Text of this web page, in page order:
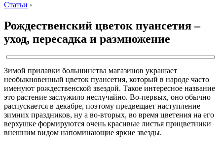
Статьи ›
Рождественский цветок пуансетия –
уход, пересадка и размножение
Зимой прилавки большинства магазинов украшает
необыкновенный цветок пуансетия, который в народе часто
именуют рождественской звездой. Такое интересное название
это растение заслужило неслучайно. Во-первых, оно обычно
распускается в декабре, поэтому предвещает наступление
зимних праздников, ну а во-вторых, во время цветения на его
верхушке формируются очень красивые листья прицветники
внешним видом напоминающие яркие звезды.